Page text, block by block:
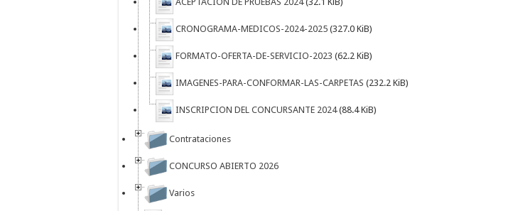
CRONOGRAMA-MEDICOS-2024-2025(327.0 KiB)
FORMATO-OFERTA-DE-SERVICIO-2023 (62.2 KiB)
IMAGENES-PARA-CONFORMAR-LAS-CARPETAS (232.2 KiB)
INSCRIPCION DEL CONCURSANTE 2024(88.4 KiB)
Contrataciones
CONCURSO ABIERTO 2026
Varios